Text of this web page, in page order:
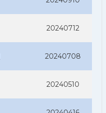
20240712
20240708
20240510